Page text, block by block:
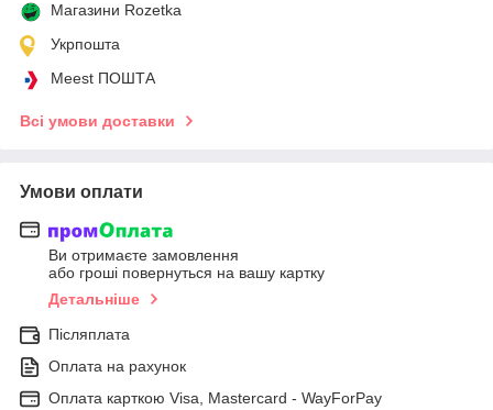
Магазини Rozetka
Укрпошта
Meest ПОШТА
Всі умови доставки
Умови оплати
Ви отримаєте замовлення
або гроші повернуться на вашу картку
Детальніше
Післяплата
Оплата на рахунок
Оплата карткою Visa, Mastercard - WayForPay